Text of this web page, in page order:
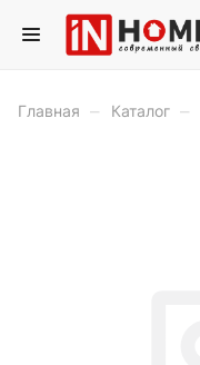
Главная – Каталог –